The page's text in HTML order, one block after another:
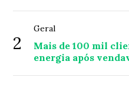
2
Geral
Mais de 100 mil
energia após